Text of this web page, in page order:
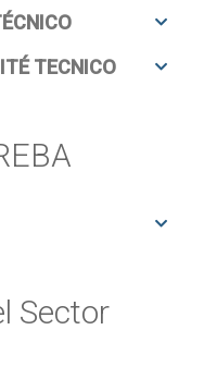
TECNICO
Sector